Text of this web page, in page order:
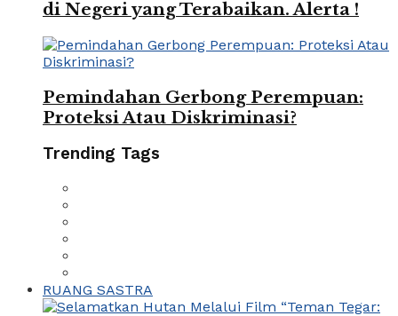
di Negeri yang Terabaikan. Alerta !
Pemindahan Gerbong Perempuan:
Proteksi Atau Diskriminasi?
Trending Tags
RUANG SASTRA